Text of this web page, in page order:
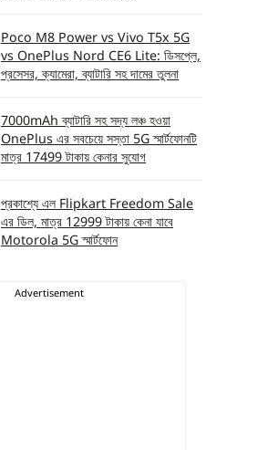
Poco M8 Power vs Vivo T5x 5G
vs OnePlus Nord CE6 Lite: ডিসপ্লে,
প্রসেসর, ক্যামেরা, ব্যাটারি সহ দামের তুলনা
7000mAh ব্যাটারি সহ সদ্য লঞ্চ হওয়া
OnePlus এর সবচেয়ে সস্তা 5G স্মার্টফোনটি
মাত্র 17499 টাকায় কেনার সুযোগ
প্রকাশ্যে এল Flipkart Freedom Sale
এর ডিল, মাত্র 12999 টাকায় কেনা যাবে
Motorola 5G স্মার্টফোন